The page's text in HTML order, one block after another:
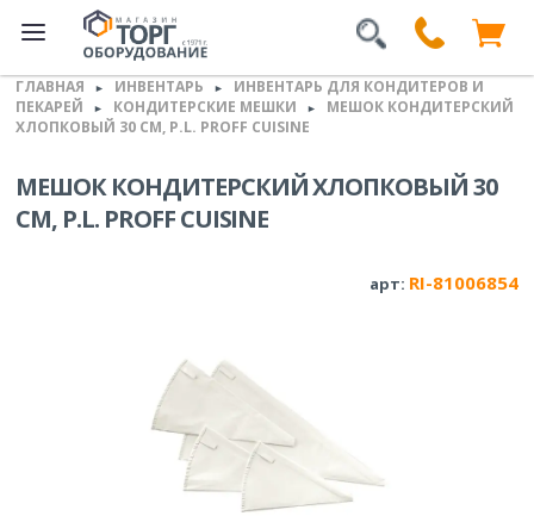
ГЛАВНАЯ ► ИНВЕНТАРЬ ►
ИНВЕНТАРЬ ДЛЯ КОНДИТЕРОВ И
ПЕКАРЕЙ
► КОНДИТЕРСКИЕ МЕШКИ ►
МЕШОК КОНДИТЕРСКИЙ
ХЛОПКОВЫЙ 30 СМ, P.L. PROFF CUISINE
МЕШОК КОНДИТЕРСКИЙ ХЛОПКОВЫЙ 30
СМ, P.L. PROFF CUISINE
арт: RI-81006854